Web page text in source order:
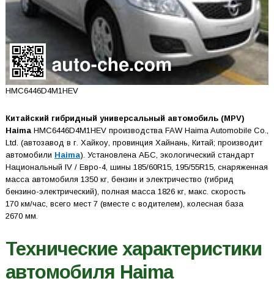
HMC6446D4M1HEV
Китайский гибридный универсальный автомобиль (MPV)
HaimaHMC6446D4M1HEV производства FAW Haima Automobile Co.,
Ltd. (автозавод в г. Хайкоу, провинция Хайнань, Китай; производит
автомобили Haima). Установлена АБС, экологический стандарт
Национальный IV / Евро-4, шины 185/60R15, 195/55R15, снаряженная
масса автомобиля 1350 кг, бензин и электричество (гибрид
бензино-электрический), полная масса 1826 кг, макс. скорость
170 км/час, всего мест 7 (вместе с водителем), колесная база
2670 мм.
Технические характеристики
автомобиля Haima